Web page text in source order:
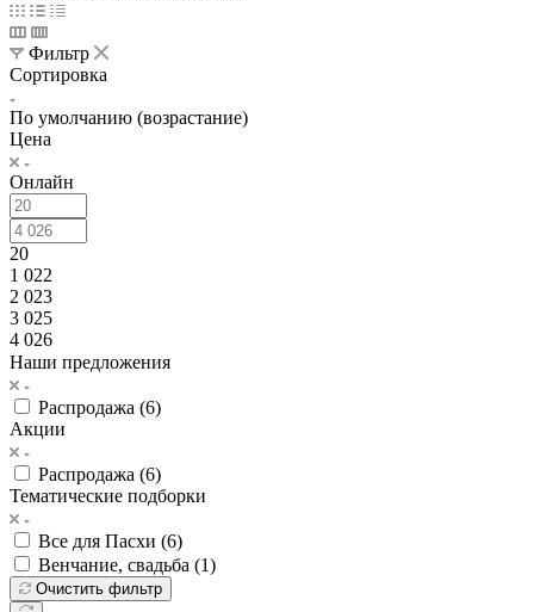
Фильтр
Сортировка
По умолчанию (возрастание)
Цена
Онлайн
20
1 022
2 023
3 025
4 026
Наши предложения
Распродажа (6)
Акции
Распродажа (6)
Тематические подборки
Все для Пасхи (6)
Венчание, свадьба (1)
Очистить фильтр